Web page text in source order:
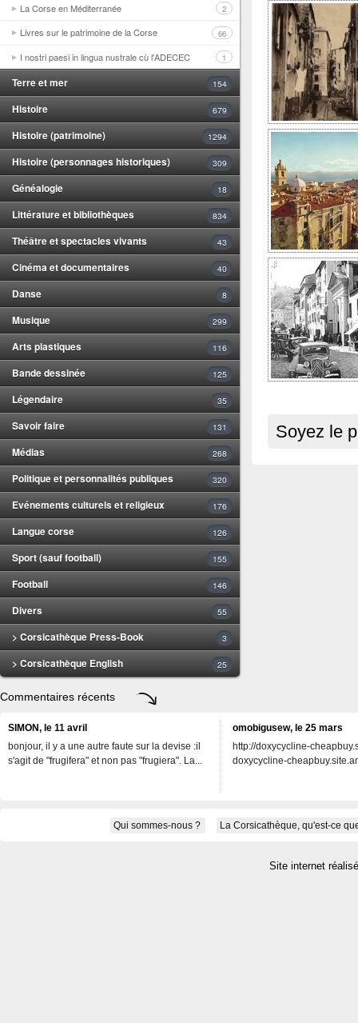
La Corse en Méditerranée 2
Livres sur le patrimoine de la Corse 66
I nostri paesi in lingua nustrale cù l'ADECEC 1
Terre et mer 154
Histoire 679
Histoire (patrimoine) 1294
Histoire (personnages historiques) 309
Généalogie 18
Littérature et bibliothèques 834
Théâtre et spectacles vivants 43
Cinéma et documentaires 40
Danse 8
Musique 299
Arts plastiques 116
Bande dessinée 125
Légendaire 35
Savoir faire 131
Médias 268
Politique et personnalités publiques 320
Evénements culturels et religieux 176
Langue corse 126
Sport (sauf football) 155
Football 146
Divers 55
> Corsicathèque Press-Book 3
> Corsicathèque English 25
Soyez le
Commentaires récents
SIMON, le 11 avril
bonjour, il y a une autre faute sur la devise :il
s'agit de "frugifera" et non pas "frugiera". La...
omobigusew, le 25 mars
http://doxycycline-
doxycycline-
Qui sommes-nous ? La Corsicathèque, qu'est-ce
Site internet